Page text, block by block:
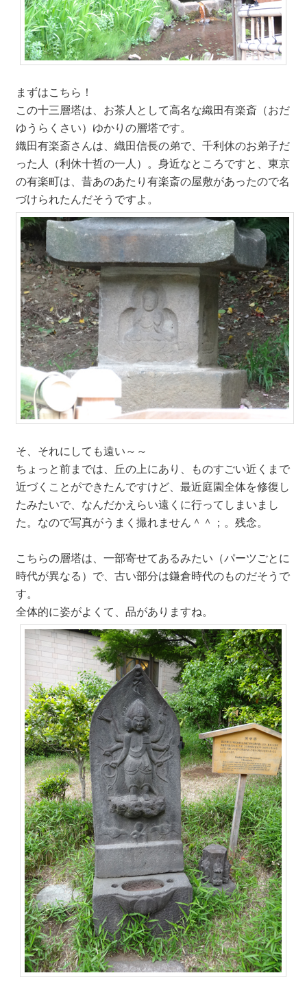
まずはこちら！
この十三層塔は、お茶人として高名な織田有楽斎（おだ
ゆうらくさい）ゆかりの層塔です。
織田有楽斎さんは、織田信長の弟で、千利休のお弟子だ
った人（利休十哲の一人）。身近なところですと、東京
の有楽町は、昔あのあたり有楽斎の屋敷があったので名
づけられたんだそうですよ。
そ、それにしても遠い～～
ちょっと前までは、丘の上にあり、ものすごい近くまで
近づくことができたんですけど、最近庭園全体を修復し
たみたいで、なんだかえらい遠くに行ってしまいまし
た。なので写真がうまく撮れません＾＾；。残念。
こちらの層塔は、一部寄せてあるみたい（パーツごとに
時代が異なる）で、古い部分は鎌倉時代のものだそうで
す。
全体的に姿がよくて、品がありますね。